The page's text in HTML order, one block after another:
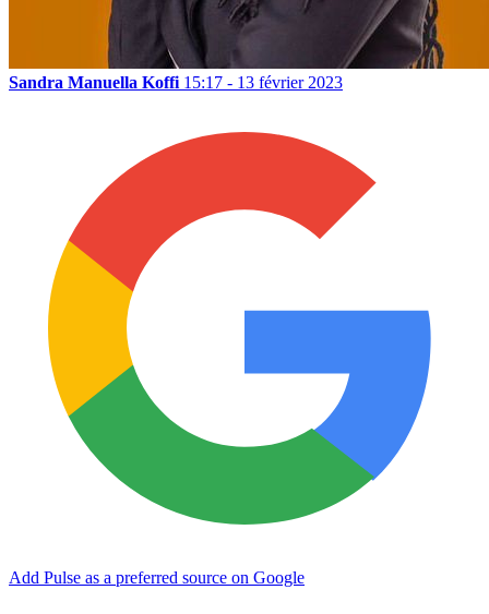
Sandra Manuella Koffi 15:17 - 13 février 2023
Add Pulse as a preferred source on Google